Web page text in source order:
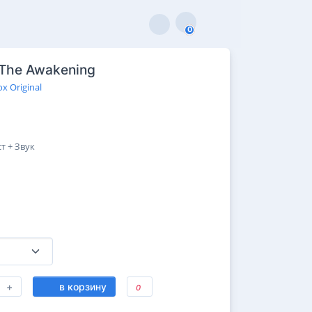
0
0
Awakening
Original
+ Звук
+ в корзину 0